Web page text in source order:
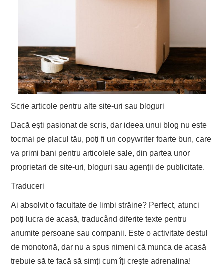
Scrie articole pentru alte site-uri sau bloguri
Dacă ești pasionat de scris, dar ideea unui blog nu este
tocmai pe placul tău, poți fi un copywriter foarte bun, care
va primi bani pentru articolele sale, din partea unor
proprietari de site-uri, bloguri sau agenții de publicitate.
Traduceri
Ai absolvit o facultate de limbi străine? Perfect, atunci
poți lucra de acasă, traducând diferite texte pentru
anumite persoane sau companii. Este o activitate destul
de monotonă, dar nu a spus nimeni că munca de acasă
trebuie să te facă să simți cum îți crește adrenalina!